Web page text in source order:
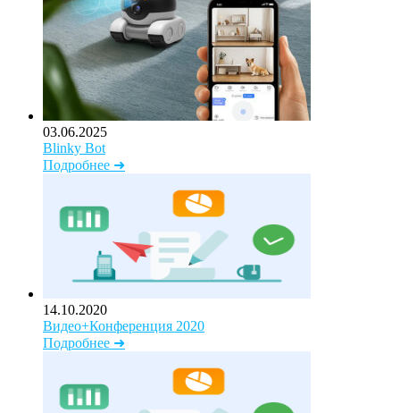
03.06.2025
Blinky Bot
Подробнее ➜
14.10.2020
Видео+Конференция 2020
Подробнее ➜